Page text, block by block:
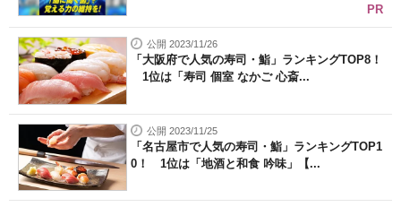
PR
公開 2023/11/26
「大阪府で人気の寿司・鮨」ランキングTOP8！
1位は「寿司 個室 なかご 心斎...
公開 2023/11/25
「名古屋市で人気の寿司・鮨」ランキングTOP1
0！ 1位は「地酒と和食 吟味」【...